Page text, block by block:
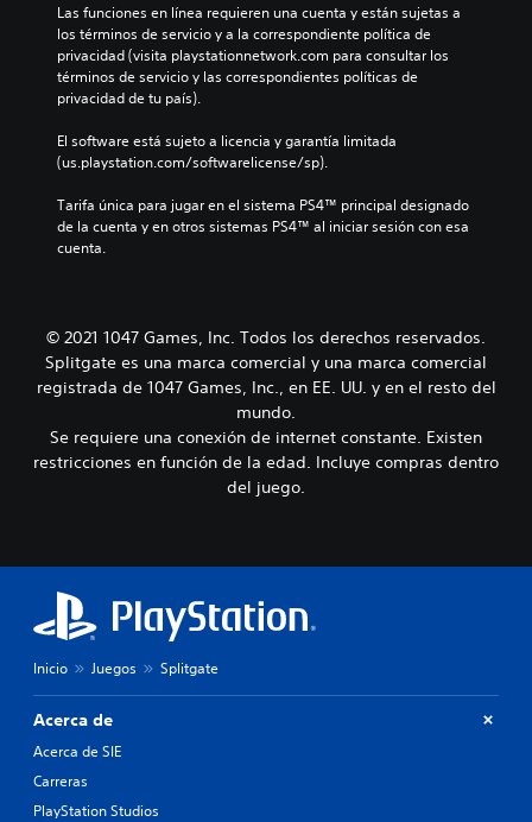
Las funciones en línea requieren una cuenta y están sujetas a
los términos de servicio y a la correspondiente política de
privacidad (visita playstationnetwork.com para consultar los
términos de servicio y las correspondientes políticas de
privacidad de tu país).
El software está sujeto a licencia y garantía limitada
(us.playstation.com/softwarelicense/sp).
Tarifa única para jugar en el sistema PS4™ principal designado
de la cuenta y en otros sistemas PS4™ al iniciar sesión con esa
cuenta.
© 2021 1047 Games, Inc. Todos los derechos reservados.
Splitgate es una marca comercial y una marca comercial
registrada de 1047 Games, Inc., en EE. UU. y en el resto del
mundo.
Se requiere una conexión de internet constante. Existen
restricciones en función de la edad. Incluye compras dentro
del juego.
Inicio Juegos Splitgate
Acerca de
Acerca de SIE
Carreras
PlayStation Studios